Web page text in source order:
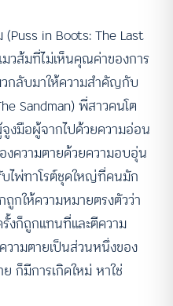
in Boots: The Last
วส้มที่ไม่เห็นคุณค่าของการ
วกลับมาให้ความสำคัญกับ
Sandman) พี่สาวคนโต
จูงมือผู้จากไปด้วยความอ่อน
ความตายด้วยความอบอุ่น
บไพ่ทาโรต์ชุดใหญ่ที่คนมัก
ถูกให้ความหมายตรงตัวว่า
งก็ถูกแทนที่และตีความ
วามตายเป็นส่วนหนึ่งของ
ก็มีการเกิดใหม่ หาใช่